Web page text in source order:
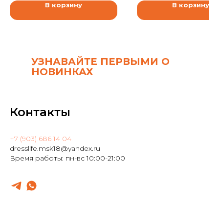
В корзину В корзину
УЗНАВАЙТЕ ПЕРВЫМИ О
НОВИНКАХ
Контакты
+7 (903) 686 14 04
dresslife.msk18@yandex.ru
Время работы: пн-вс 10:00-21:00